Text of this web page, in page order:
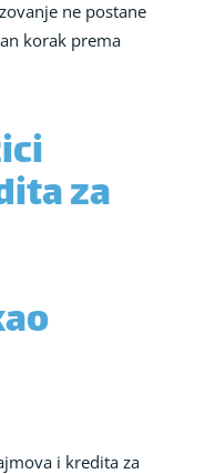
ne postane
korak prema
za
i kredita za